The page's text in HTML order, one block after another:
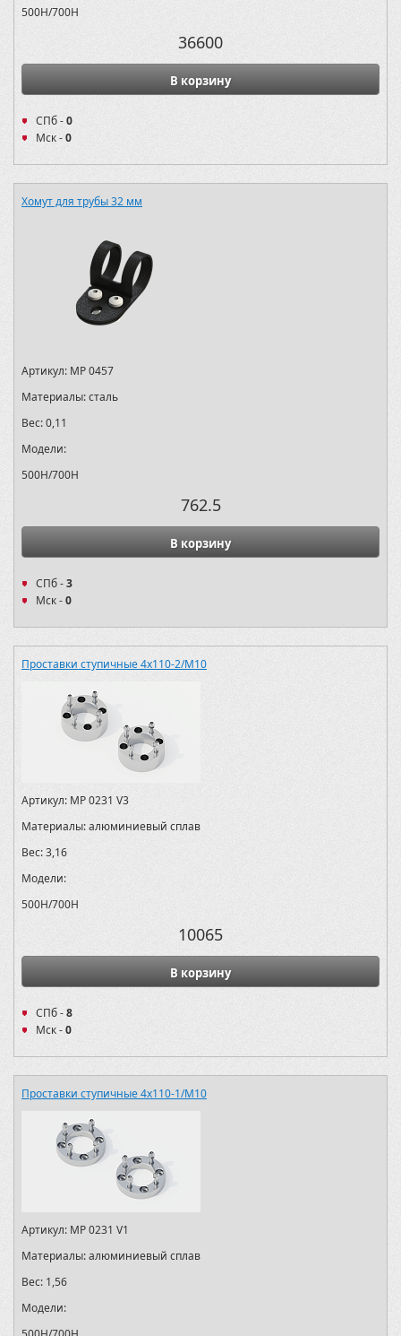
500H/700H
36600
В корзину
СПб -0
Мск -0
Хомут для трубы 32 мм
Артикул: MP 0457
Материалы:сталь
Вес:0,11
Модели:
500H/700H
762.5
В корзину
СПб -3
Мск -0
Проставки ступичные 4х110-2/M10
Артикул: MP 0231 V3
Материалы:алюминиевый сплав
Вес:3,16
Модели:
500H/700H
10065
В корзину
СПб -8
Мск -0
Проставки ступичные 4х110-1/M10
Артикул: MP 0231 V1
Материалы:алюминиевый сплав
Вес: 1,56
Модели: